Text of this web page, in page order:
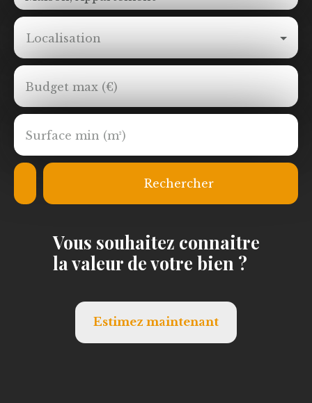
Localisation
Budget max (€)
Surface min (m²)
Rechercher
Vous souhaitez connaitre
la valeur de votre bien ?
Estimez maintenant